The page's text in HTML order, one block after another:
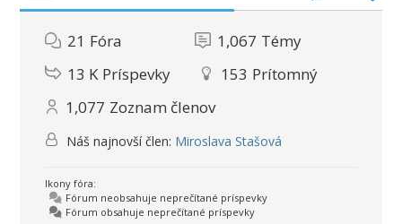
21 Fóra 1,067 Témy
13 K Príspevky 153 Prítomný
1,077 Zoznam členov
Náš najnovší člen: Miroslava Stašová
Ikony fóra:
Fórum neobsahuje neprečítané príspevky
Fórum obsahuje neprečítané príspevky